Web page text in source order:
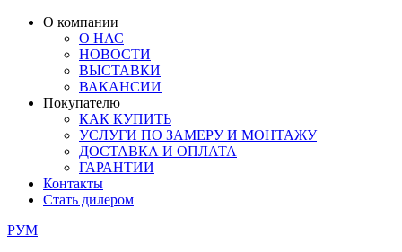
ИЗ МАССИВА ОЛЬХИ
РАСПРОДАЖА ОСТАТКОВ
ВСЕ ДВЕРИ
ПОД ОБОИ И ПОКРАСКУ
РАЗДВИЖНЫЕ ПЕРЕГОРОДКИ
КОМПЛЕКТУЮЩИЕ
ОГРАНИЧИТЕЛИ
ПЕТЛИ
РАЗДВИЖНАЯ СИСТЕМА
СТЕНОВЫЕ ПАНЕЛИ
О компании
О НАС
НОВОСТИ
ВЫСТАВКИ
ВАКАНСИИ
Покупателю
КАК КУПИТЬ
УСЛУГИ ПО ЗАМЕРУ И МОНТАЖУ
ДОСТАВКА И ОПЛАТА
ГАРАНТИИ
Контакты
Стать дилером
РУМ